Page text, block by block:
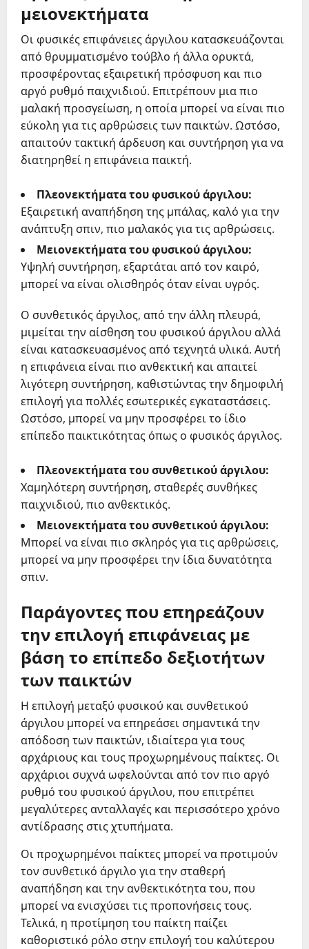
μειονεκτήματα
Οι φυσικές επιφάνειες άργιλου κατασκευάζονται
από θρυμματισμένο τούβλο ή άλλα ορυκτά,
προσφέροντας εξαιρετική πρόσφυση και πιο
αργό ρυθμό παιχνιδιού. Επιτρέπουν μια πιο
μαλακή προσγείωση, η οποία μπορεί να είναι πιο
εύκολη για τις αρθρώσεις των παικτών. Ωστόσο,
απαιτούν τακτική άρδευση και συντήρηση για να
διατηρηθεί η επιφάνεια παικτή.
Πλεονεκτήματα του φυσικού άργιλου:
Εξαιρετική αναπήδηση της μπάλας, καλό για την
ανάπτυξη σπιν, πιο μαλακός για τις αρθρώσεις.
Μειονεκτήματα του φυσικού άργιλου:
Υψηλή συντήρηση, εξαρτάται από τον καιρό,
μπορεί να είναι ολισθηρός όταν είναι υγρός.
Ο συνθετικός άργιλος, από την άλλη πλευρά,
μιμείται την αίσθηση του φυσικού άργιλου αλλά
είναι κατασκευασμένος από τεχνητά υλικά. Αυτή
η επιφάνεια είναι πιο ανθεκτική και απαιτεί
λιγότερη συντήρηση, καθιστώντας την δημοφιλή
επιλογή για πολλές εσωτερικές εγκαταστάσεις.
Ωστόσο, μπορεί να μην προσφέρει το ίδιο
επίπεδο παικτικότητας όπως ο φυσικός άργιλος.
Πλεονεκτήματα του συνθετικού άργιλου:
Χαμηλότερη συντήρηση, σταθερές συνθήκες
παιχνιδιού, πιο ανθεκτικός.
Μειονεκτήματα του συνθετικού άργιλου:
Μπορεί να είναι πιο σκληρός για τις αρθρώσεις,
μπορεί να μην προσφέρει την ίδια δυνατότητα
σπιν.
Παράγοντες που επηρεάζουν
την επιλογή επιφάνειας με
βάση το επίπεδο δεξιοτήτων
των παικτών
Η επιλογή μεταξύ φυσικού και συνθετικού
άργιλου μπορεί να επηρεάσει σημαντικά την
απόδοση των παικτών, ιδιαίτερα για τους
αρχάριους και τους προχωρημένους παίκτες. Οι
αρχάριοι συχνά ωφελούνται από τον πιο αργό
ρυθμό του φυσικού άργιλου, που επιτρέπει
μεγαλύτερες ανταλλαγές και περισσότερο χρόνο
αντίδρασης στις χτυπήματα.
Οι προχωρημένοι παίκτες μπορεί να προτιμούν
τον συνθετικό άργιλο για την σταθερή
αναπήδηση και την ανθεκτικότητα του, που
μπορεί να ενισχύσει τις προπονήσεις τους.
Τελικά, η προτίμηση του παίκτη παίζει
καθοριστικό ρόλο στην επιλογή του καλύτερου